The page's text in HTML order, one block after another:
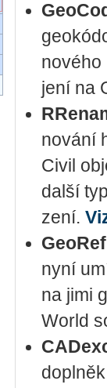
je­ní na
no­vá­ní
Civil
další
ze­ní.
nyní
na jimi
World